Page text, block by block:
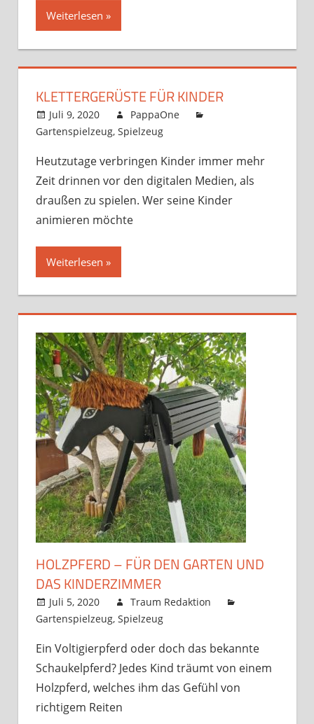
Weiterlesen
KLETTERGERÜSTE FÜR KINDER
Juli 9, 2020
PappaOne
Gartenspielzeug, Spielzeug
Heutzutage verbringen Kinder immer mehr
Zeit drinnen vor den digitalen Medien, als
draußen zu spielen. Wer seine Kinder
animieren möchte
Weiterlesen
HOLZPFERD – FÜR DEN GARTEN UND
DAS KINDERZIMMER
Juli 5, 2020
Traum Redaktion
Gartenspielzeug, Spielzeug
Ein Voltigierpferd oder doch das bekannte
Schaukelpferd? Jedes Kind träumt von einem
Holzpferd, welches ihm das Gefühl von
richtigem Reiten